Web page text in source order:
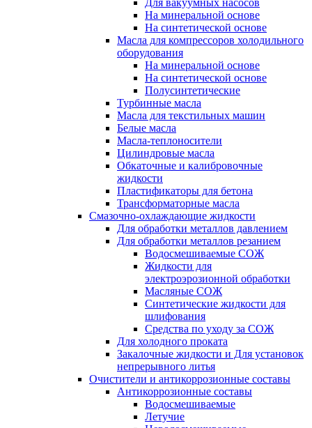
Для вакуумных насосов
На минеральной основе
На синтетической основе
Масла для компрессоров холодильного
оборудования
На минеральной основе
На синтетической основе
Полусинтетические
Турбинные масла
Масла для текстильных машин
Белые масла
Масла-теплоносители
Цилиндровые масла
Обкаточные и калибровочные
жидкости
Пластификаторы для бетона
Трансформаторные масла
Смазочно-охлаждающие жидкости
Для обработки металлов давлением
Для обработки металлов резанием
Водосмешиваемые СОЖ
Жидкости для
электроэрозионной обработки
Масляные СОЖ
Синтетические жидкости для
шлифования
Средства по уходу за СОЖ
Для холодного проката
Закалочные жидкости и Для установок
непрерывного литья
Очистители и антикоррозионные составы
Антикоррозионные составы
Водосмешиваемые
Летучие